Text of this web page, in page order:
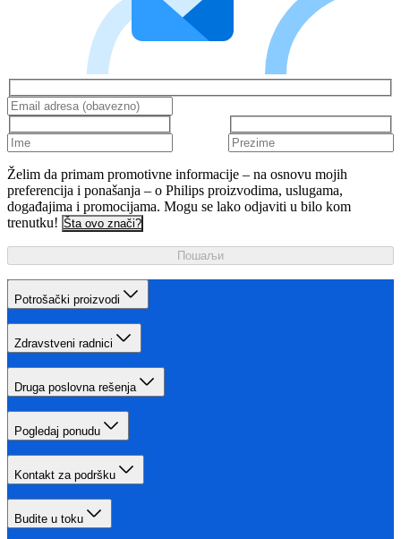
Želim da primam promotivne informacije – na osnovu mojih
preferencija i ponašanja – o Philips proizvodima, uslugama,
događajima i promocijama. Mogu se lako odjaviti u bilo kom
trenutku! Šta ovo znači?
Пошаљи
Potrošački proizvodi
Zdravstveni radnici
Druga poslovna rešenja
Pogledaj ponudu
Kontakt za podršku
Budite u toku